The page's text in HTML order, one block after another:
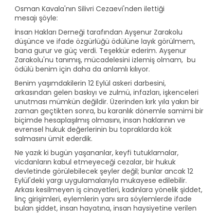
Osman Kavala'nın Silivri Cezaevi'nden ilettiği
mesajı şöyle:
İnsan Hakları Derneği tarafından Ayşenur Zarakolu
düşünce ve ifade özgürlüğü ödülüne layık görülmem,
bana gurur ve güç verdi. Teşekkür ederim. Ayşenur
Zarakolu'nu tanımış, mücadelesini izlemiş olmam, bu
ödülü benim için daha da anlamlı kılıyor.
Benim yaşımdakilerin 12 Eylül askeri darbesini,
arkasından gelen baskıyı ve zulmü, infazları, işkenceleri
unutması mümkün değildir. Üzerinden kırk yıla yakın bir
zaman geçtikten sonra, bu karanlık dönemle samimi bir
biçimde hesaplaşılmış olmasını, insan haklarının ve
evrensel hukuk değerlerinin bu topraklarda kök
salmasını ümit ederdik.
Ne yazık ki bugün yaşananlar, keyfi tutuklamalar,
vicdanların kabul etmeyeceği cezalar, bir hukuk
devletinde görülebilecek şeyler değil; bunlar ancak 12
Eylül'deki yargı uygulamalarıyla mukayese edilebilir.
Arkası kesilmeyen iş cinayetleri, kadınlara yönelik şiddet,
linç girişimleri, eylemlerin yanı sıra söylemlerde ifade
bulan şiddet, insan hayatına, insan haysiyetine verilen